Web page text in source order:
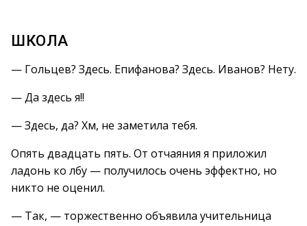
ШКОЛА
— Гольцев? Здесь. Епифанова? Здесь. Иванов? Нету.
— Да здесь я!!
— Здесь, да? Хм, не заметила тебя.
Опять двадцать пять. От отчаяния я приложил
ладонь ко лбу — получилось очень эффектно, но
никто не оценил.
— Так, — торжественно объявила учительница